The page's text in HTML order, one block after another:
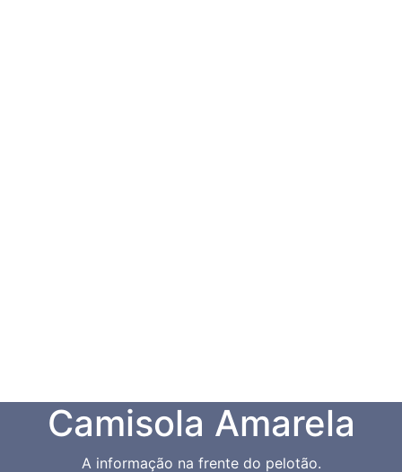
Camisola Amarela
A informação na frente do pelotão.